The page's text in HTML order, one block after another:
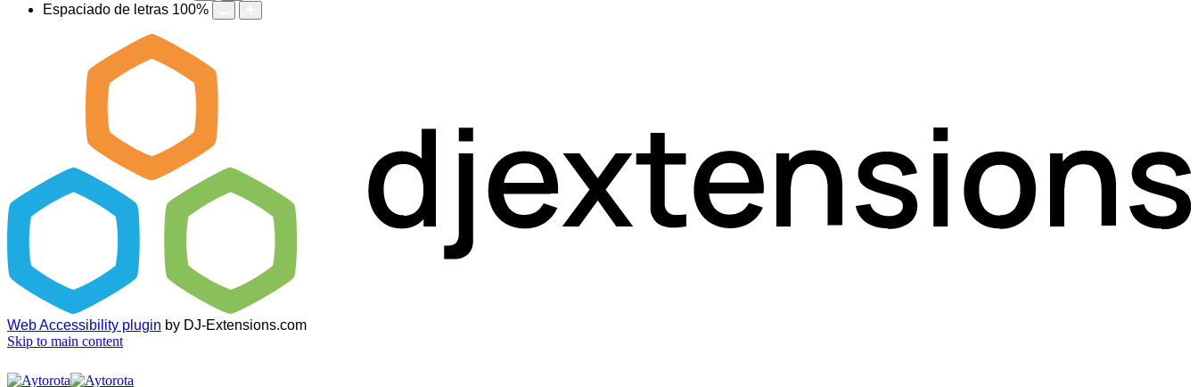
Espaciado de letras 100%
Web Accessibility plugin by DJ-Extensions.com
Skip to main content